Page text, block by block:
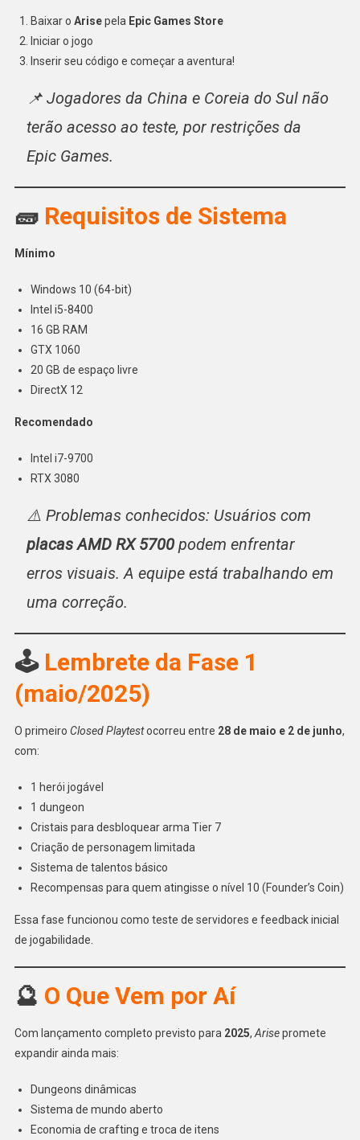
Baixar o Arisepela Epic Games Store
Iniciar o jogo
Inserir seu código e começar a aventura!
📌 Jogadores da China e Coreia do Sul não
terão acesso ao teste, por restrições da
Epic Games.
🧱Requisitos de Sistema
Mínimo
Windows 10 (64-bit)
Intel i5-8400
16 GB RAM
GTX 1060
20 GB de espaço livre
DirectX 12
Recomendado
Intel i7-9700
RTX 3080
⚠️ Problemas conhecidos: Usuários com
placas AMD RX 5700podem enfrentar
erros visuais. A equipe está trabalhando em
uma correção.
🕹️ Lembrete da Fase 1
(maio/2025)
O primeiro Closed Playtestocorreu entre 28 de maio e 2 de junho,
com:
1 herói jogável
1 dungeon
Cristais para desbloquear arma Tier 7
Criação de personagem limitada
Sistema de talentos básico
Recompensas para quem atingisse o nível 10 (Founder’s Coin)
Essa fase funcionou como teste de servidores e feedback inicial
de jogabilidade.
🔮 O Que Vem por Aí
Com lançamento completo previsto para 2025, Arisepromete
expandir ainda mais:
Dungeons dinâmicas
Sistema de mundo aberto
Economia de crafting e troca de itens